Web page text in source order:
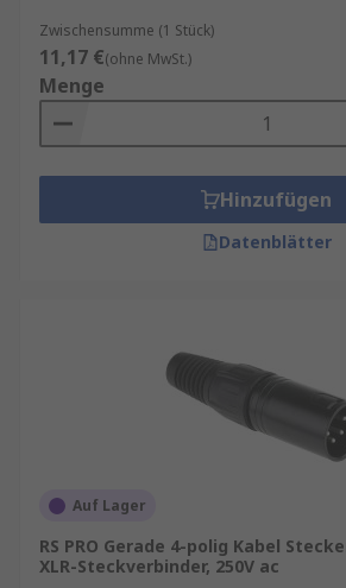
Zwischensumme (1 Stück)
11,17 €(ohne MwSt.)
Menge
Hinzufügen
Datenblätter
Auf Lager
RS PRO Gerade 4-polig Kabel
XLR-Steckverbinder, 250V ac